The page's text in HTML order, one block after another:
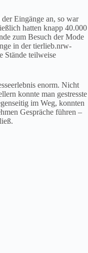
Eingänge an, so war
hatten knapp 40.000
zum Besuch der Mode
in der tierlieb.nrw-
Stände teilweise
enorm. Nicht
konnte man gestresste
im Weg, konnten
Gespräche führen –